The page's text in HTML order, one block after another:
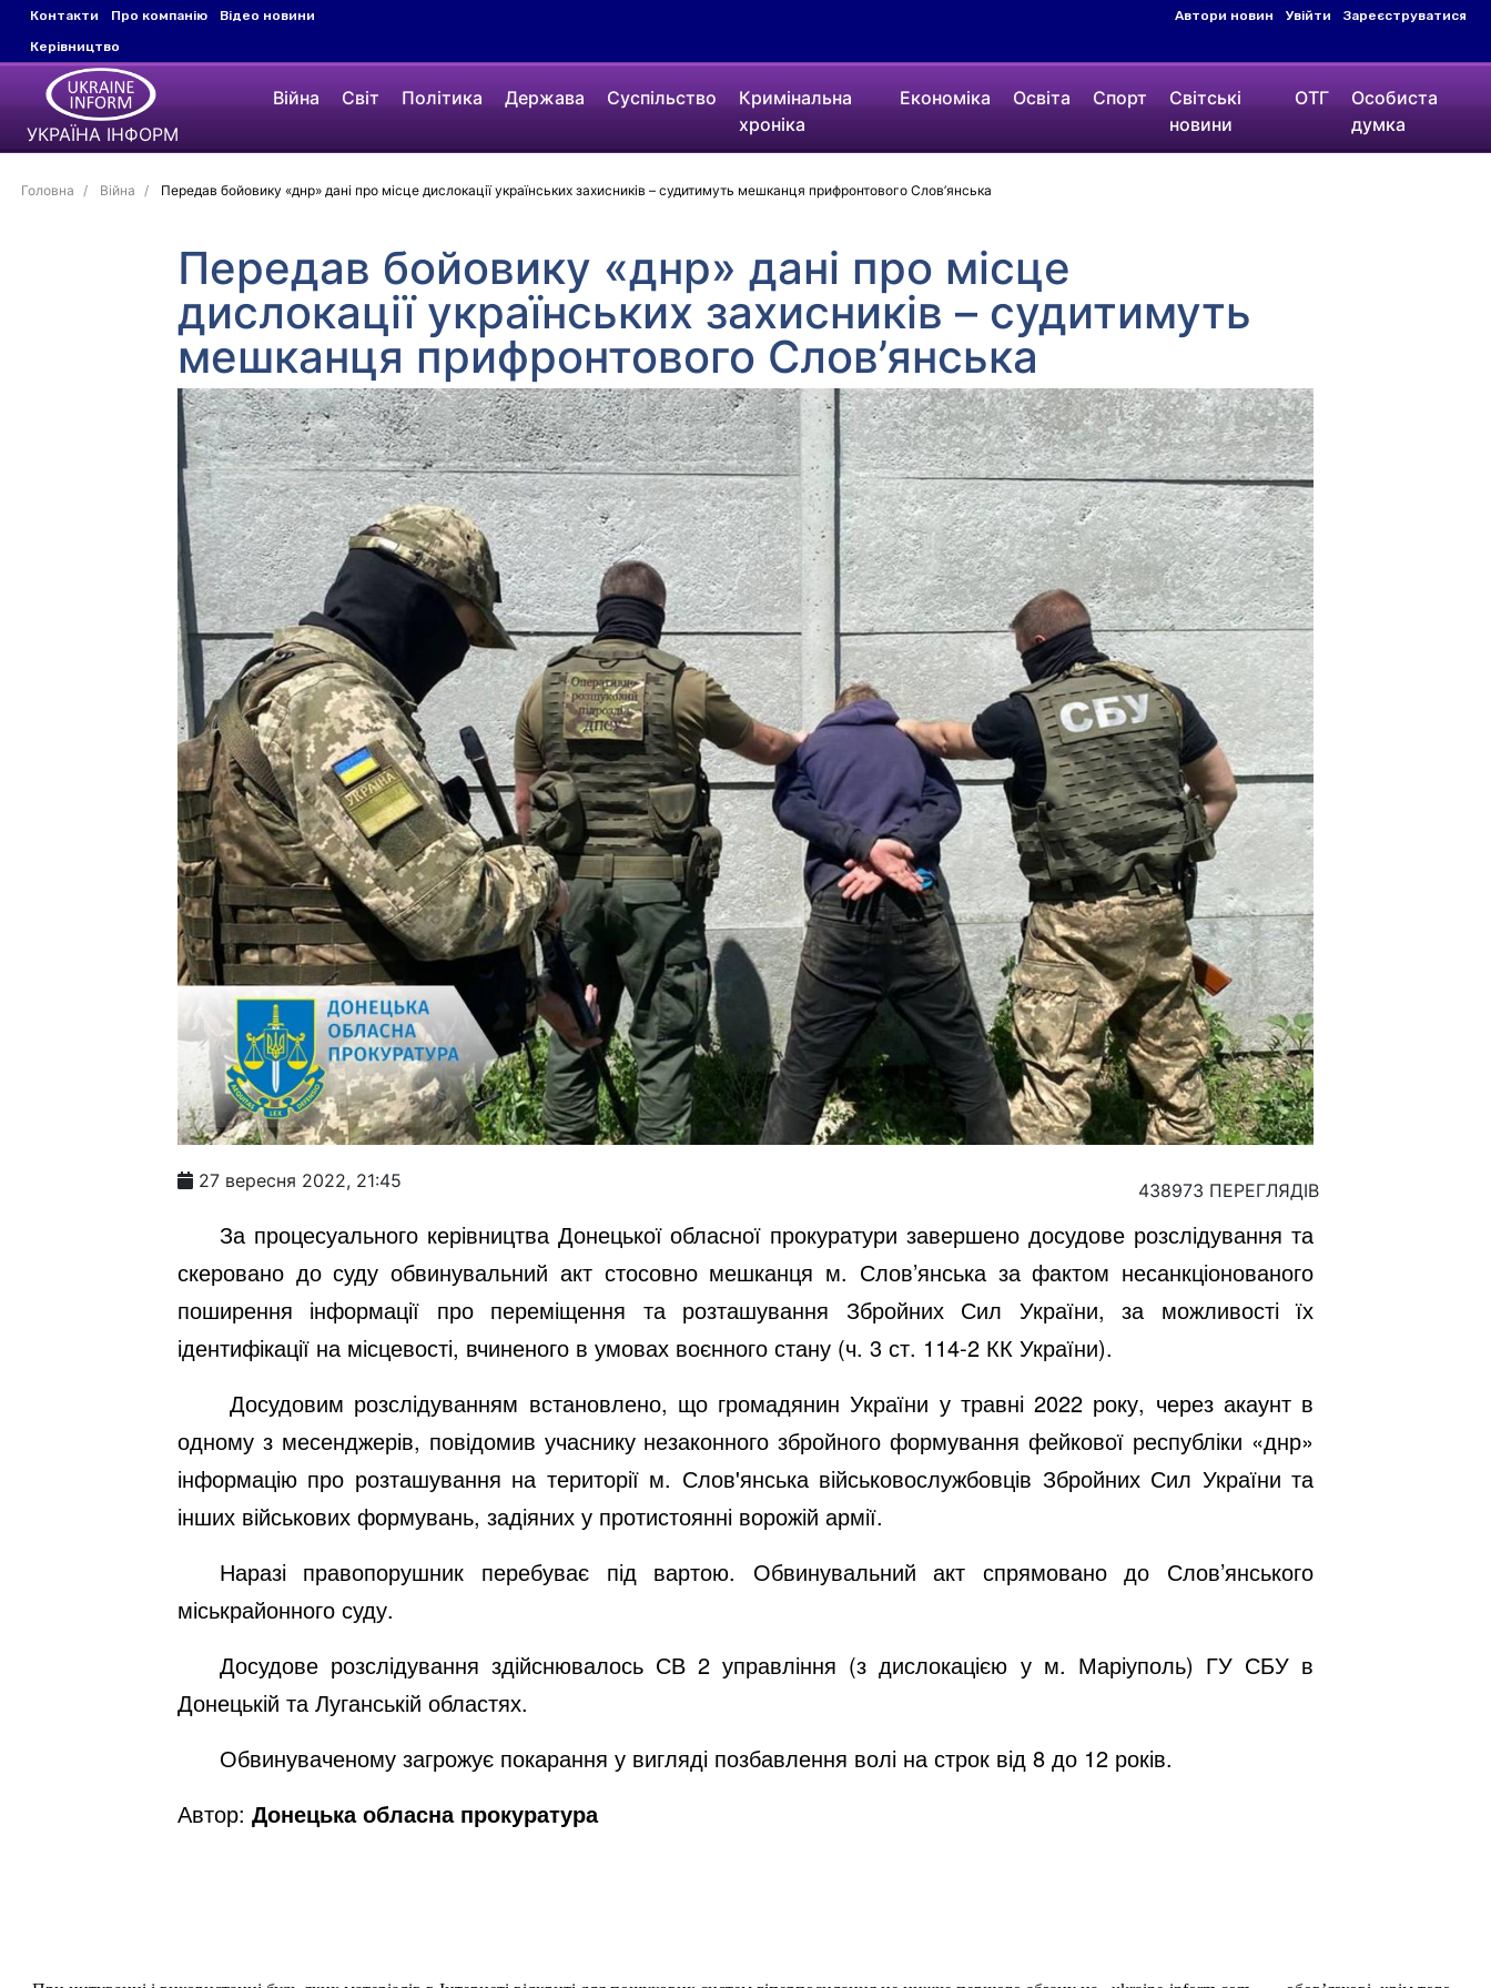
Контакти Про компанію
Відео новини
Керівництво
Автори новин Увійти Зареєструватися
УКРАЇНА ІНФОРМ
Війна Світ Політика Держава Суспільство
Кримінальна
хроніка
Економіка Освіта Спорт
Світські
новини
ОТГ
Особиста
думка
Головна Війна Передав бойовику «днр» дані про місце дислокації українських захисників – судитимуть мешканця прифронтового Слов’янська
Передав бойовику «днр» дані про місце
дислокації українських захисників – судитимуть
мешканця прифронтового Слов’янська
27 вересня 2022, 21:45 438973 ПЕРЕГЛЯДІВ
За процесуального керівництва Донецької обласної прокуратури завершено досудове розслідування та
скеровано до суду обвинувальний акт стосовно мешканця м. Слов’янська за фактом несанкціонованого
поширення інформації про переміщення та розташування Збройних Сил України, за можливості їх
ідентифікації на місцевості, вчиненого в умовах воєнного стану (ч. 3 ст. 114-2 КК України).
Досудовим розслідуванням встановлено, що громадянин України у травні 2022 року, через акаунт в
одному з месенджерів, повідомив учаснику незаконного збройного формування фейкової республіки «днр»
інформацію про розташування на території м. Слов'янська військовослужбовців Збройних Сил України та
інших військових формувань, задіяних у протистоянні ворожій армії.
Наразі правопорушник перебуває під вартою. Обвинувальний акт спрямовано до Слов’янського
міськрайонного суду.
Досудове розслідування здійснювалось СВ 2 управління (з дислокацією у м. Маріуполь) ГУ СБУ в
Донецькій та Луганській областях.
Обвинуваченому загрожує покарання у вигляді позбавлення волі на строк від 8 до 12 років.
Автор: Донецька обласна прокуратура